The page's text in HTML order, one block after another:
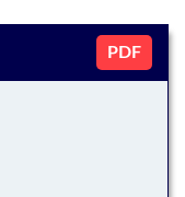
千里山キャンパス｜高
生協のパソコンサポ
ャンパス
PDF